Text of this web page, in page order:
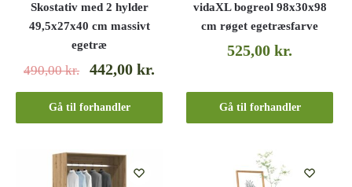
Skostativ med 2 hylder
49,5x27x40 cm massivt
egetræ
490,00kr. 442,00kr.
Gå til forhandler
vidaXL bogreol 98x30x98
cm røget egetræsfarve
525,00kr.
Gå til forhandler